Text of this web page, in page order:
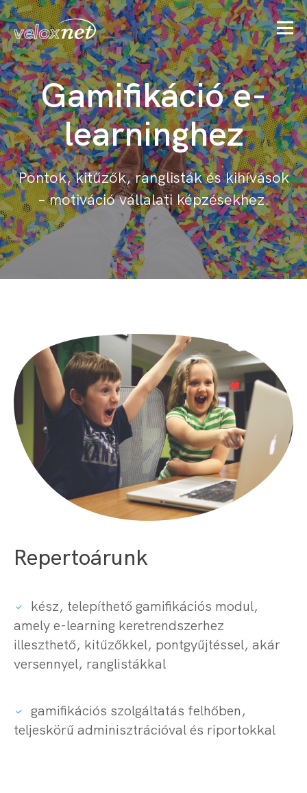
Gamifikáció e-
learninghez
Pontok, kitűzők, ranglisták és kihívások
– motiváció vállalati képzésekhez.
Repertoárunk
kész, telepíthető gamifikációs modul,
amely e-learning keretrendszerhez
illeszthető, kitűzőkkel, pontgyűjtéssel, akár
versennyel, ranglistákkal
gamifikációs szolgáltatás felhőben,
teljeskörű adminisztrációval és riportokkal